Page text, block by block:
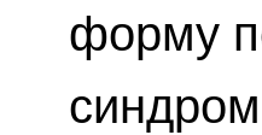
форму